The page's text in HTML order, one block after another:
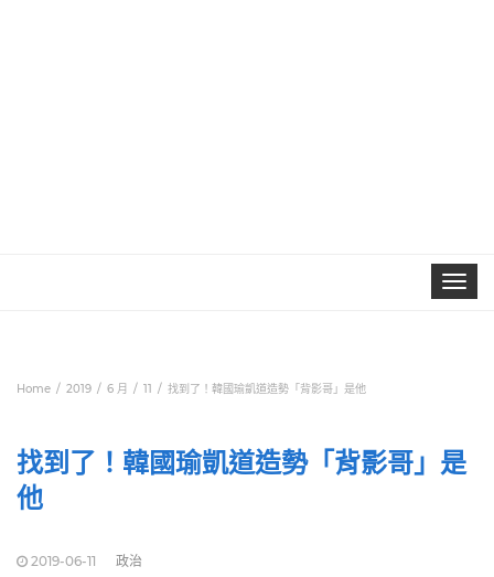
Toggle
Home 2019 6 月 11 找到了！韓國瑜凱道造勢「背影哥」是他
找到了！韓國瑜凱道造勢「背影哥」是
他
2019-06-11 政治